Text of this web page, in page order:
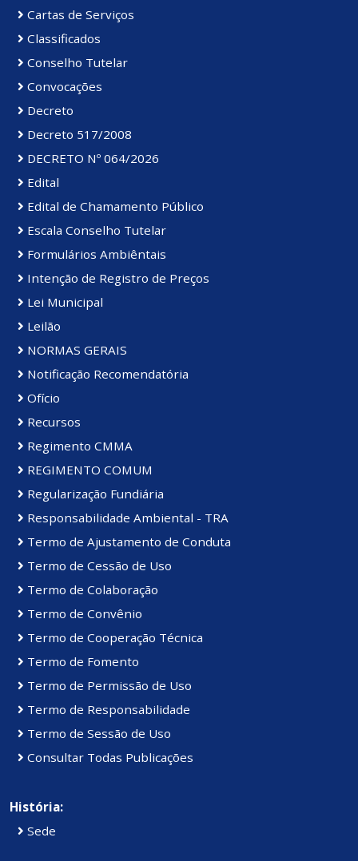
Cartas de Serviços
Classificados
Conselho Tutelar
Convocações
Decreto
Decreto 517/2008
DECRETO Nº 064/2026
Edital
Edital de Chamamento Público
Escala Conselho Tutelar
Formulários Ambiêntais
Intenção de Registro de Preços
Lei Municipal
Leilão
NORMAS GERAIS
Notificação Recomendatória
Ofício
Recursos
Regimento CMMA
REGIMENTO COMUM
Regularização Fundiária
Responsabilidade Ambiental - TRA
Termo de Ajustamento de Conduta
Termo de Cessão de Uso
Termo de Colaboração
Termo de Convênio
Termo de Cooperação Técnica
Termo de Fomento
Termo de Permissão de Uso
Termo de Responsabilidade
Termo de Sessão de Uso
Consultar Todas Publicações
História:
Sede